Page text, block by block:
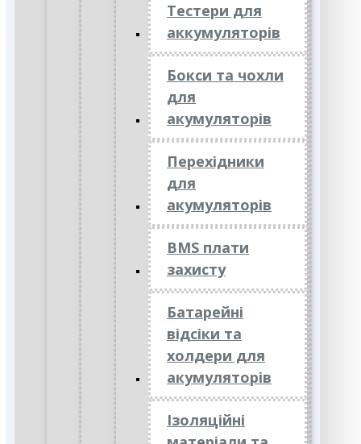
Тестери для
аккумуляторів
Бокси та чохли
для
акумуляторів
Перехідники
для
акумуляторів
BMS плати
захисту
Батарейні
відсіки та
холдери для
акумуляторів
Ізоляційні